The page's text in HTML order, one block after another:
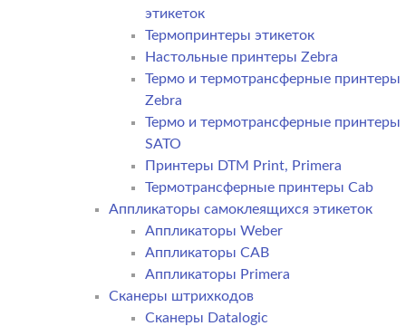
этикеток
Термопринтеры этикеток
Настольные принтеры Zebra
Термо и термотрансферные принтеры
Zebra
Термо и термотрансферные принтеры
SATO
Принтеры DTM Print, Primera
Термотрансферные принтеры Cab
Аппликаторы самоклеящихся этикеток
Аппликаторы Weber
Аппликаторы CAB
Аппликаторы Primera
Сканеры штрихкодов
Сканеры Datalogic